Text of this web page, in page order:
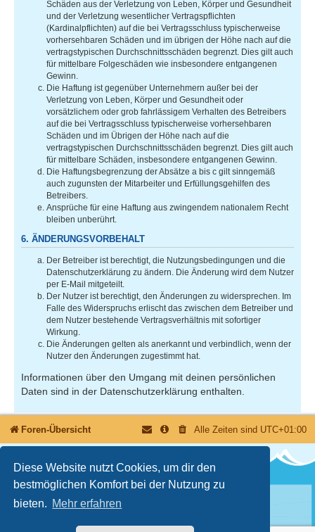
Diese Website nutzt Cookies, um dir den
bestmöglichen Komfort bei der Nutzung zu
bieten. Mehr erfahren
Schäden aus der Verletzung von Leben, Körper und Gesundheit
und der Verletzung wesentlicher Vertragspflichten
(Kardinalpflichten) auf die bei Vertragsschluss typischerweise
vorhersehbaren Schäden und im übrigen der Höhe nach auf die
vertragstypischen Durchschnittsschäden begrenzt. Dies gilt auch
für mittelbare Folgeschäden wie insbesondere entgangenen
Gewinn.
Die Haftung ist gegenüber Unternehmern außer bei der
Verletzung von Leben, Körper und Gesundheit oder
vorsätzlichem oder grob fahrlässigem Verhalten des Betreibers
auf die bei Vertragsschluss typischerweise vorhersehbaren
Schäden und im Übrigen der Höhe nach auf die
vertragstypischen Durchschnittsschäden begrenzt. Dies gilt auch
für mittelbare Schäden, insbesondere entgangenen Gewinn.
Die Haftungsbegrenzung der Absätze a bis c gilt sinngemäß
auch zugunsten der Mitarbeiter und Erfüllungsgehilfen des
Betreibers.
Ansprüche für eine Haftung aus zwingendem nationalem Recht
bleiben unberührt.
6. ÄNDERUNGSVORBEHALT
Der Betreiber ist berechtigt, die Nutzungsbedingungen und die
Datenschutzerklärung zu ändern. Die Änderung wird dem Nutzer
per E-Mail mitgeteilt.
Der Nutzer ist berechtigt, den Änderungen zu widersprechen. Im
Falle des Widerspruchs erlischt das zwischen dem Betreiber und
dem Nutzer bestehende Vertragsverhältnis mit sofortiger
Wirkung.
Die Änderungen gelten als anerkannt und verbindlich, wenn der
Nutzer den Änderungen zugestimmt hat.
Informationen über den Umgang mit deinen persönlichen
Daten sind in der Datenschutzerklärung enthalten.
Foren-Übersicht Alle Zeiten sind UTC+01:00
Nutzungsbedingungen